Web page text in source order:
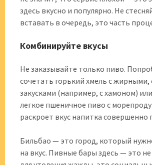
здесь вкусно и популярно. Не
вставать в очередь, это часть
Комбинируйте вкусы
Не заказывайте только пиво.
сочетать горький хмель с
закусками (например, с хамоном)
легкое пшеничное пиво с
раскроет вкус напитка совершенно
Бильбао — это город, который
на вкус. Пивные бары здесь — это